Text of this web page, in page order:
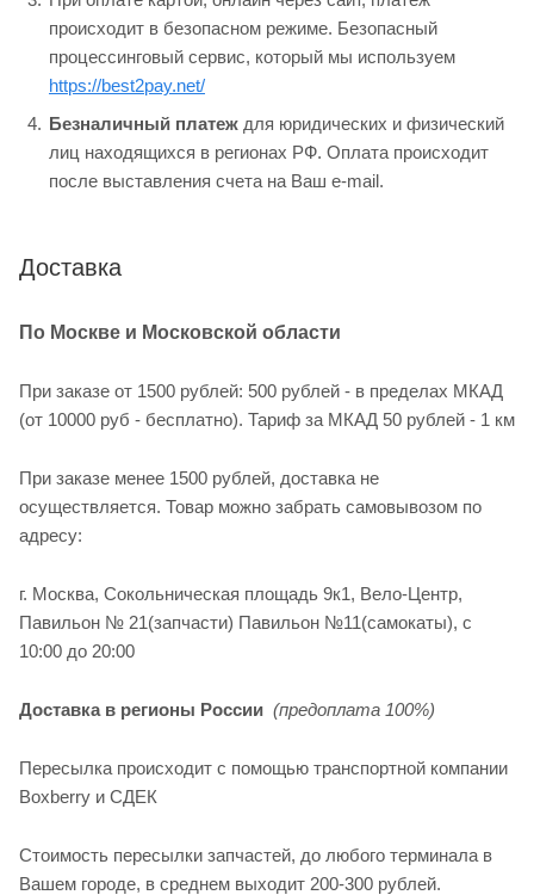
происходит в безопасном режиме. Безопасный
процессинговый сервис, который мы используем
https://best2pay.net/
Безналичный платеж для юридических и физический
лиц находящихся в регионах РФ. Оплата происходит
после выставления счета на Ваш e-mail.
Доставка
По Москве и Московской области
При заказе от 1500 рублей: 500 рублей - в пределах МКАД
(от 10000 руб - бесплатно). Тариф за МКАД 50 рублей - 1 км
При заказе менее 1500 рублей, доставка не
осуществляется. Товар можно забрать самовывозом по
адресу:
г. Москва, Сокольническая площадь 9к1, Вело-Центр,
Павильон № 21(запчасти) Павильон №11(cамокаты), с
10:00 до 20:00
Доставка в регионы России (предоплата 100%)
Пересылка происходит с помощью транспортной компании
Boxberry и СДЕК
Стоимость пересылки запчастей, до любого терминала в
Вашем городе, в среднем выходит 200-300 рублей.